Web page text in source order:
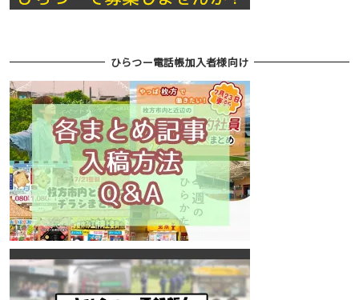
ひらつー電話帳加入者様向け